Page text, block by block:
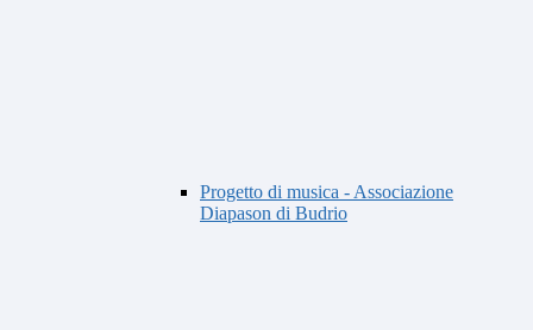
Progetto di musica - Associazione
Diapason di Budrio